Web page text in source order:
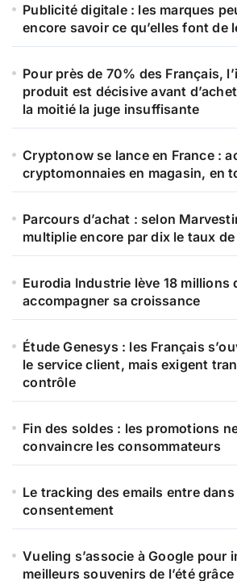
Publicité digitale : les marques
encore savoir ce qu’elles font de
Pour près de 70% des Français,
produit est décisive avant
la moitié la juge insuffisante
Cryptonow se lance en France :
cryptomonnaies en magasin, en
Parcours d’achat : selon
multiplie encore par dix le taux
Eurodia Industrie lève 18 millions
accompagner sa croissance
Étude Genesys : les Français
le service client, mais exigent
contrôle
Fin des soldes : les promotions
convaincre les consommateurs
Le tracking des emails entre dans
consentement
Vueling s’associe à Google pour
meilleurs souvenirs de l’été grâce